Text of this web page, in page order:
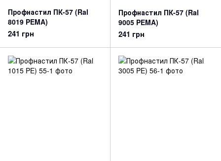
Профнастил ПК-57 (Ral
8019 PEMA)
241 грн
Профнастил ПК-57 (Ral
9005 PEMA)
241 грн